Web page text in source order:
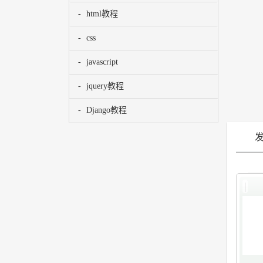
html教程
css
javascript
jquery教程
Django教程